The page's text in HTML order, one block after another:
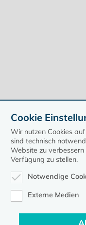
zurück zur Übersicht
Cookie
Wir nutzen Cookies
sind technisch
Website zu
Verfügung zu stellen.
Notwendige
Externe Medien